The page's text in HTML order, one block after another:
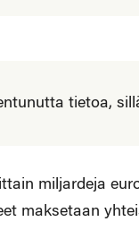
tietoa,
miljardeja
maksetaan